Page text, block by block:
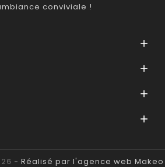
conviviale !




- Réalisé par l'agence web Makeo